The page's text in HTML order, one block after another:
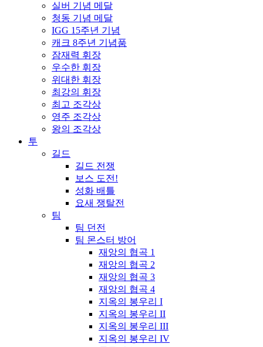
실버 기념 메달
청동 기념 메달
IGG 15주년 기념
캐크 8주년 기념품
잠재력 휘장
우수한 휘장
위대한 휘장
최강의 휘장
최고 조각상
영주 조각상
왕의 조각상
투
길드
길드 전쟁
보스 도전!
성화 배틀
요새 쟁탈전
팀
팀 던전
팀 몬스터 방어
재앙의 협곡 1
재앙의 협곡 2
재앙의 협곡 3
재앙의 협곡 4
지옥의 봉우리 I
지옥의 봉우리 II
지옥의 봉우리 III
지옥의 봉우리 IV